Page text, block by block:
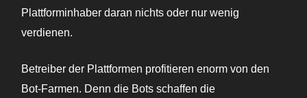
Plattforminhaber daran nichts oder nur wenig
verdienen.
Betreiber der Plattformen profitieren enorm von den
Bot-Farmen. Denn die Bots schaffen die